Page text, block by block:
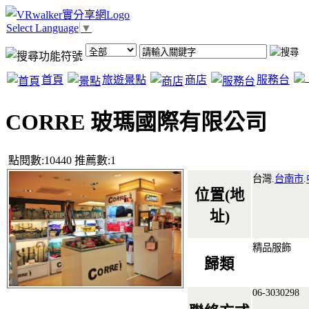
Select Language ▼
首頁 旅遊景點 商店 服務台
CORRE 玻瑪國際有限公司
點閱數:10440 推薦數:1
位置(地
址)
台灣. 台南市
歸類
精品服飾
06-3030298